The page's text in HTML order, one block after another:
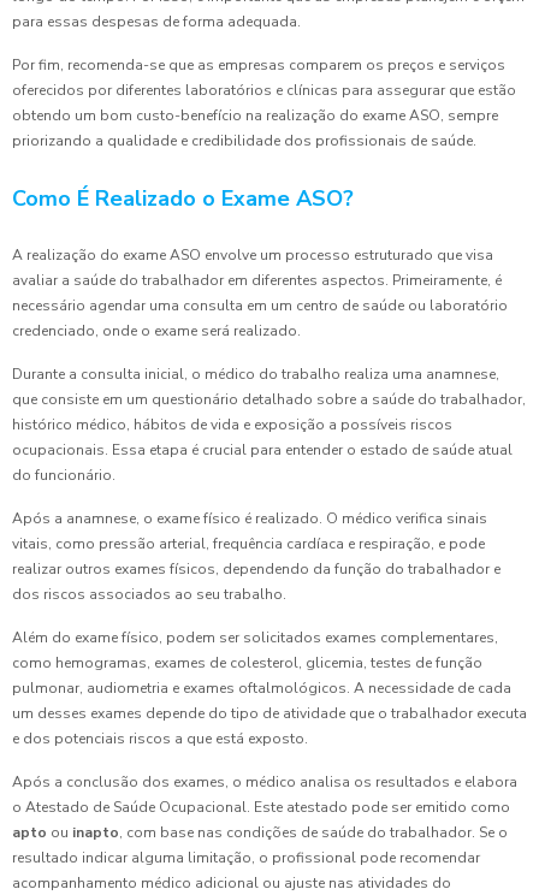
para essas despesas de forma adequada.
Por fim, recomenda-se que as empresas comparem os preços e serviços
oferecidos por diferentes laboratórios e clínicas para assegurar que estão
obtendo um bom custo-benefício na realização do exame ASO, sempre
priorizando a qualidade e credibilidade dos profissionais de saúde.
Como É Realizado o Exame ASO?
A realização do exame ASO envolve um processo estruturado que visa
avaliar a saúde do trabalhador em diferentes aspectos. Primeiramente, é
necessário agendar uma consulta em um centro de saúde ou laboratório
credenciado, onde o exame será realizado.
Durante a consulta inicial, o médico do trabalho realiza uma anamnese,
que consiste em um questionário detalhado sobre a saúde do trabalhador,
histórico médico, hábitos de vida e exposição a possíveis riscos
ocupacionais. Essa etapa é crucial para entender o estado de saúde atual
do funcionário.
Após a anamnese, o exame físico é realizado. O médico verifica sinais
vitais, como pressão arterial, frequência cardíaca e respiração, e pode
realizar outros exames físicos, dependendo da função do trabalhador e
dos riscos associados ao seu trabalho.
Além do exame físico, podem ser solicitados exames complementares,
como hemogramas, exames de colesterol, glicemia, testes de função
pulmonar, audiometria e exames oftalmológicos. A necessidade de cada
um desses exames depende do tipo de atividade que o trabalhador executa
e dos potenciais riscos a que está exposto.
Após a conclusão dos exames, o médico analisa os resultados e elabora
o Atestado de Saúde Ocupacional. Este atestado pode ser emitido como
apto ou inapto, com base nas condições de saúde do trabalhador. Se o
resultado indicar alguma limitação, o profissional pode recomendar
acompanhamento médico adicional ou ajuste nas atividades do